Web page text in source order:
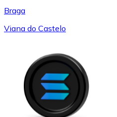
Braga
Viana do Castelo